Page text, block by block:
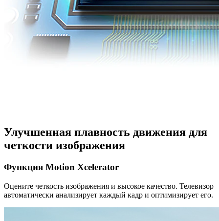
Улучшенная плавность движения для
четкости изображения
Функция Motion Xcelerator
Оцените четкость изображения и высокое качество. Телевизор
автоматически анализирует каждый кадр и оптимизирует его.